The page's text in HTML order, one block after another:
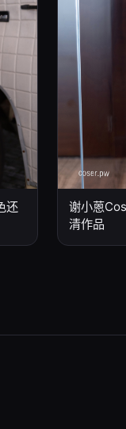
还
谢小蒽
清作品